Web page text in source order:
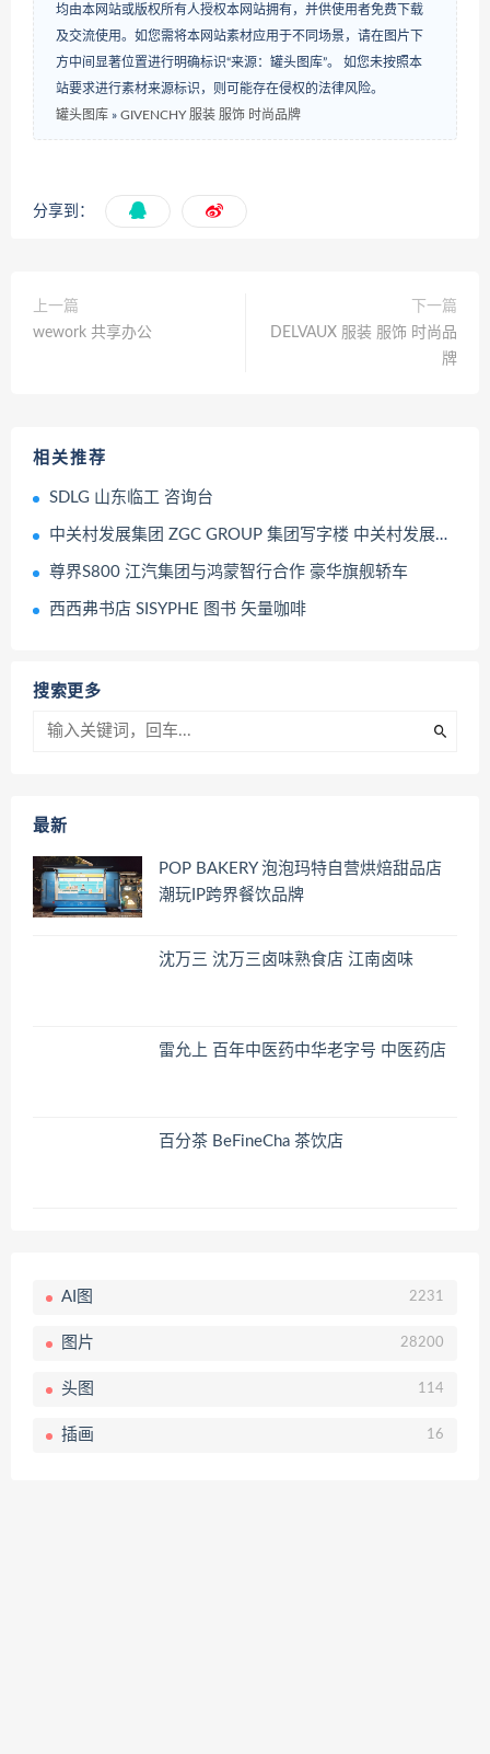
均由本网站或版权所有人授权本网站拥有，并供使用者免费下载
及交流使用。如您需将本网站素材应用于不同场景，请在图片下
方中间显著位置进行明确标识“来源：罐头图库”。 如您未按照本
站要求进行素材来源标识，则可能存在侵权的法律风险。
罐头图库 » GIVENCHY 服装 服饰 时尚品牌
分享到：
上一篇
wework 共享办公
下一篇
DELVAUX 服装 服饰 时尚品
牌
相关推荐
SDLG 山东临工 咨询台
中关村发展集团 ZGC GROUP 集团写字楼 中关村发展集团吉祥物
尊界S800 江汽集团与鸿蒙智行合作 豪华旗舰轿车
西西弗书店 SISYPHE 图书 矢量咖啡
搜索更多
最新
POP BAKERY 泡泡玛特自营烘焙甜品店
潮玩IP跨界餐饮品牌
沈万三 沈万三卤味熟食店 江南卤味
雷允上 百年中医药中华老字号 中医药店
百分茶 BeFineCha 茶饮店
AI图 2231
图片 28200
头图 114
插画 16